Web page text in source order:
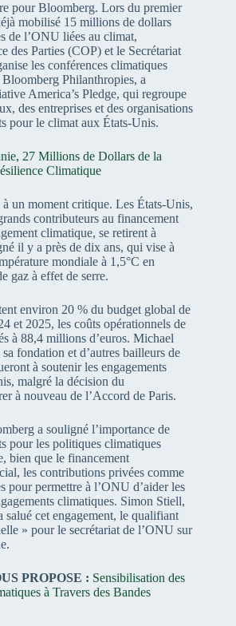
pour Bloomberg. Lors du premier
mobilisé 15 millions de dollars
de l’ONU liées au climat,
des Parties (COP) et le Secrétariat
les conférences climatiques
Philanthropies, a
America’s Pledge, qui regroupe
des entreprises et des organisations
pour le climat aux États-Unis.
27 Millions de Dollars de la
Climatique
un moment critique. Les États-Unis,
contributeurs au financement
climatique, se retirent à
il y a près de dix ans, qui vise à
mondiale à 1,5°C en
gaz à effet de serre.
environ 20 % du budget global de
et 2025, les coûts opérationnels de
à 88,4 millions d’euros. Michael
fondation et d’autres bailleurs de
à soutenir les engagements
malgré la décision du
à nouveau de l’Accord de Paris.
a souligné l’importance de
pour les politiques climatiques
bien que le financement
les contributions privées comme
pour permettre à l’ONU d’aider les
climatiques. Simon Stiell,
cet engagement, le qualifiant
» pour le secrétariat de l’ONU sur
PROPOSE : Sensibilisation des
à Travers des Bandes